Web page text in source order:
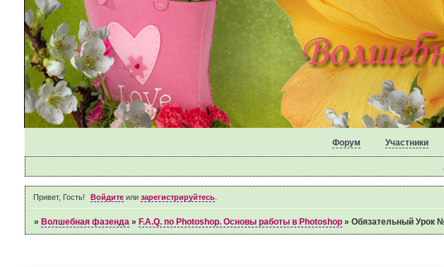
Форум Участники
Привет, Гость! Войдите илизарегистрируйтесь
» Волшебная фазенда » F.A.Q. по Photoshop. Основы работы в Photoshop » Обязательный Урок